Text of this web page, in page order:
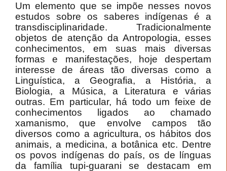
Um elemento que se impõe nesses novos
estudos sobre os saberes indígenas é a
transdisciplinaridade. Tradicionalmente
objetos de atenção da Antropologia, esses
conhecimentos, em suas mais diversas
formas e manifestações, hoje despertam
interesse de áreas tão diversas como a
Linguística, a Geografia, a História, a
Biologia, a Música, a Literatura e várias
outras. Em particular, há todo um feixe de
conhecimentos ligados ao chamado
xamanismo, que envolve campos tão
diversos como a agricultura, os hábitos dos
animais, a medicina, a botânica etc. Dentre
os povos indígenas do país, os de línguas
da família tupi-guarani se destacam em